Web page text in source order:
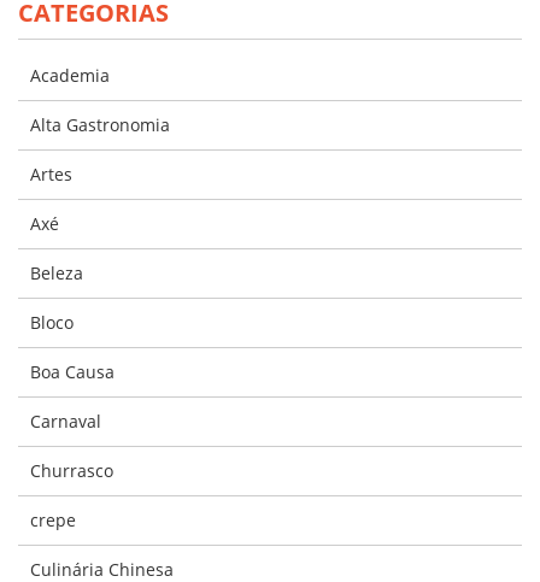
CATEGORIAS
Academia
Alta Gastronomia
Artes
Axé
Beleza
Bloco
Boa Causa
Carnaval
Churrasco
crepe
Culinária Chinesa